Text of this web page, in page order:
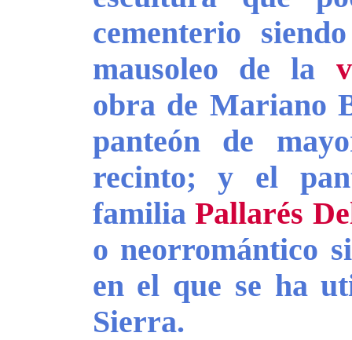
cementerio
mausoleo de la
obra de Mariano
panteón de
recinto; y el
familiaPallarés
o neorromántico
en el que se ha
Sierra.